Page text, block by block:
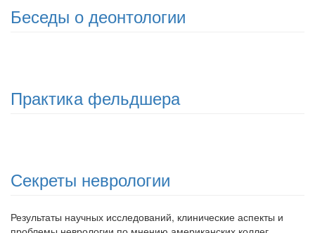
Беседы о деонтологии
Практика фельдшера
Секреты неврологии
Результаты научных исследований, клинические аспекты и